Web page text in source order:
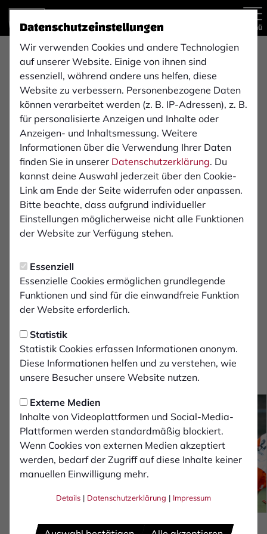
Datenschutzeinstellungen
Wir verwenden Cookies und andere Technologien
auf unserer Website. Einige von ihnen sind
essenziell, während andere uns helfen, diese
Website zu verbessern. Personenbezogene Daten
können verarbeitet werden (z. B. IP-Adressen), z. B.
für personalisierte Anzeigen und Inhalte oder
Anzeigen- und Inhaltsmessung. Weitere
Informationen über die Verwendung Ihrer Daten
finden Sie in unserer Datenschutzerklärung. Du
kannst deine Auswahl jederzeit über den Cookie-
Link am Ende der Seite widerrufen oder anpassen.
Bitte beachte, dass aufgrund individueller
Einstellungen möglicherweise nicht alle Funktionen
der Website zur Verfügung stehen.
Essenziell
Essenzielle Cookies ermöglichen grundlegende
Funktionen und sind für die einwandfreie Funktion
der Website erforderlich.
Statistik
Statistik Cookies erfassen Informationen anonym.
Diese Informationen helfen und zu verstehen, wie
unsere Besucher unsere Website nutzen.
Externe Medien
Inhalte von Videoplattformen und Social-Media-
Plattformen werden standardmäßig blockiert.
Wenn Cookies von externen Medien akzeptiert
werden, bedarf der Zugriff auf diese Inhalte keiner
manuellen Einwilligung mehr.
Details | Datenschutzerklärung | Impressum
Menü
Regionalliga West , 7. Spieltag
1. FC Bocholt 0:2
(0:0) Sportfreunde Siegen von
1899 e.V.
1. Mannschaft
Übersicht Liveticker Aufstellung
Infos zum Spiel
Schiedsrichter:
Assistent 1:
Kristijan Rajkovski
Assistent 2:
Jan Peter Weßels
Fotostrecke
von Monika Gajdzik